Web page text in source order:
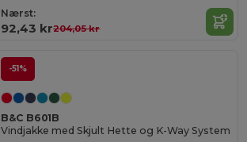
Nærst:
92,43 kr204,05 kr
-51%
B&C B601B
Vindjakke med Skjult Hette og K-Way System